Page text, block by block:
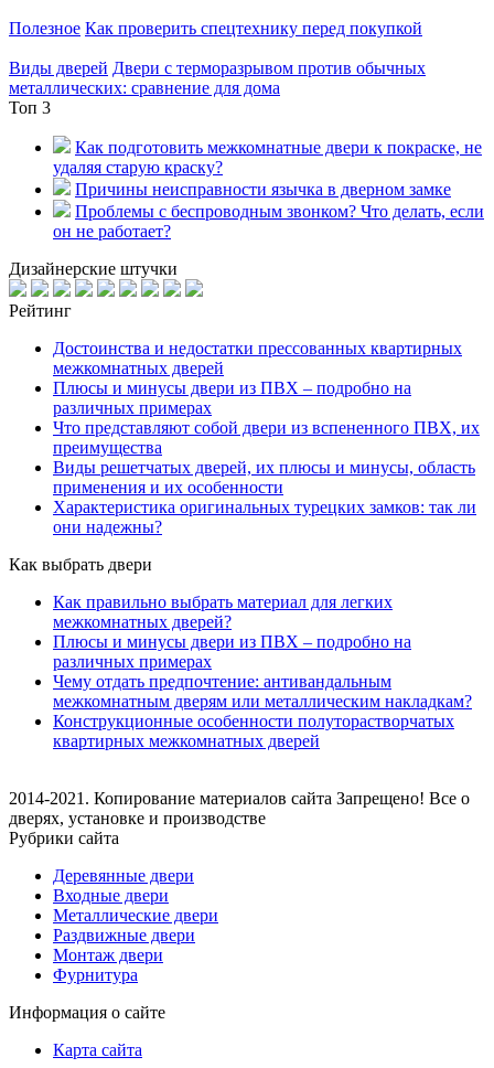
Полезное Как проверить спецтехнику перед покупкой
Виды дверей Двери с терморазрывом против обычных
металлических: сравнение для дома
Топ 3
Как подготовить межкомнатные двери к покраске, не
удаляя старую краску?
Причины неисправности язычка в дверном замке
Проблемы с беспроводным звонком? Что делать, если
он не работает?
Дизайнерские штучки
Рейтинг
Достоинства и недостатки прессованных квартирных
межкомнатных дверей
Плюсы и минусы двери из ПВХ – подробно на
различных примерах
Что представляют собой двери из вспененного ПВХ, их
преимущества
Виды решетчатых дверей, их плюсы и минусы, область
применения и их особенности
Характеристика оригинальных турецких замков: так ли
они надежны?
Как выбрать двери
Как правильно выбрать материал для легких
межкомнатных дверей?
Плюсы и минусы двери из ПВХ – подробно на
различных примерах
Чему отдать предпочтение: антивандальным
межкомнатным дверям или металлическим накладкам?
Конструкционные особенности полуторастворчатых
квартирных межкомнатных дверей
2014-2021. Копирование материалов сайта Запрещено! Все о
дверях, установке и производстве
Рубрики сайта
Деревянные двери
Входные двери
Металлические двери
Раздвижные двери
Монтаж двери
Фурнитура
Информация о сайте
Карта сайта